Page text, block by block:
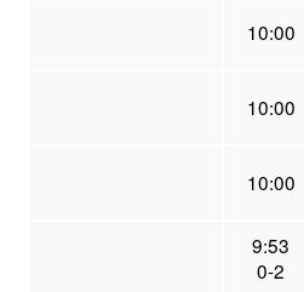
10:00
10:00
10:00
9:53
0-2